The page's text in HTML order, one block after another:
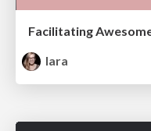
Facilitating
lara